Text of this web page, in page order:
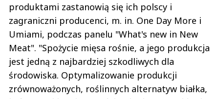
produktami zastanowią się ich polscy i
zagraniczni producenci, m. in. One Day More i
Umiami, podczas panelu "What's new in New
Meat". "Spożycie mięsa rośnie, a jego produkcja
jest jedną z najbardziej szkodliwych dla
środowiska. Optymalizowanie produkcji
zrównoważonych, roślinnych alternatyw białka,